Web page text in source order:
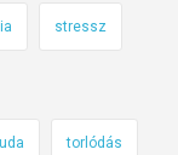
stressz
torlódás